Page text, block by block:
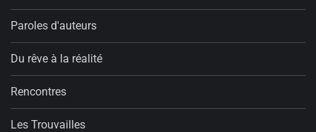
Paroles d'auteurs
Du rêve à la réalité
Rencontres
Les Trouvailles